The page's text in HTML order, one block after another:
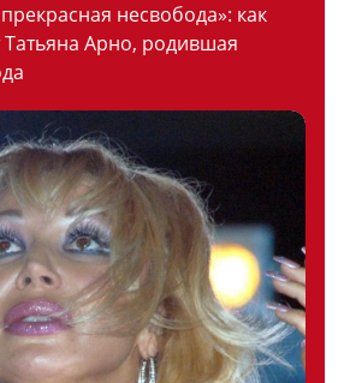
несвобода»: как
Татьяна Арно, родившая